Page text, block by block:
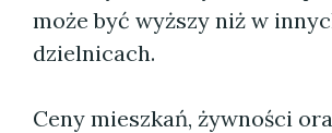
może być wyższy niż w
dzielnicach.
Ceny mieszkań, żywności